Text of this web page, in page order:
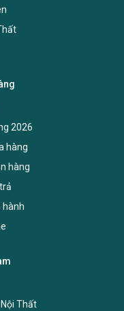
2026
hàng
hàng
hành
Thất